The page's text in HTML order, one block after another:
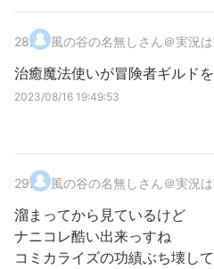
28. 風の谷の名無しさん＠実況
治癒魔法使いが冒険者ギルド
2023/08/16 19:49:53
29. 風の谷の名無しさん＠実況
溜まってから見ているけど
ナニコレ酷い出来っすね
コミカライズの功績ぶち壊し